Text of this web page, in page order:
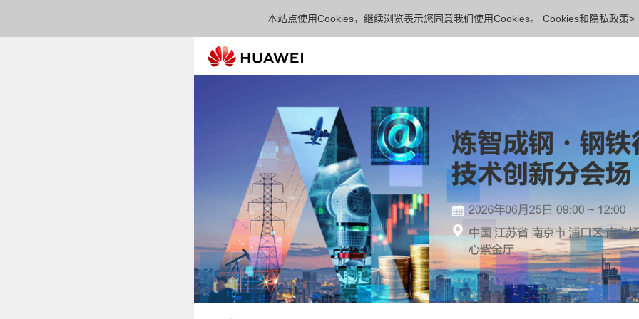
本站点使用Cookies，继续浏览表示您同意我们使用Cookies。 Cookies和隐私政策>